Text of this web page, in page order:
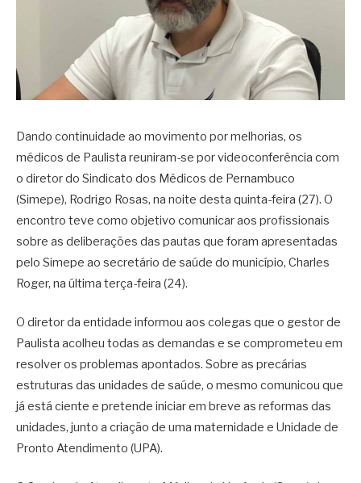
Dando continuidade ao movimento por melhorias, os
médicos de Paulista reuniram-se por videoconferência com
o diretor do Sindicato dos Médicos de Pernambuco
(Simepe), Rodrigo Rosas, na noite desta quinta-feira (27). O
encontro teve como objetivo comunicar aos profissionais
sobre as deliberações das pautas que foram apresentadas
pelo Simepe ao secretário de saúde do município, Charles
Roger, na última terça-feira (24).
O diretor da entidade informou aos colegas que o gestor de
Paulista acolheu todas as demandas e se comprometeu em
resolver os problemas apontados. Sobre as precárias
estruturas das unidades de saúde, o mesmo comunicou que
já está ciente e pretende iniciar em breve as reformas das
unidades, junto a criação de uma maternidade e Unidade de
Pronto Atendimento (UPA).